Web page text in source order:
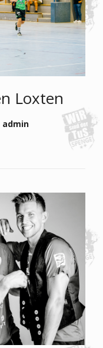
Loxten
admin